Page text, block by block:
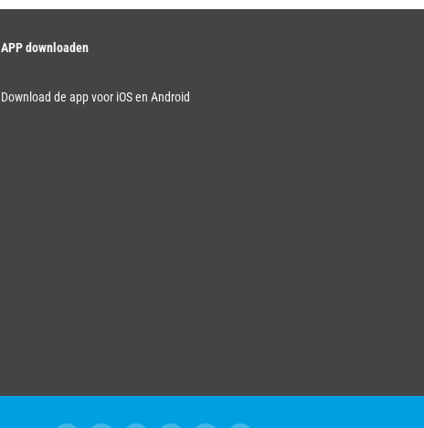
APP downloaden
Download de app voor iOS en Android